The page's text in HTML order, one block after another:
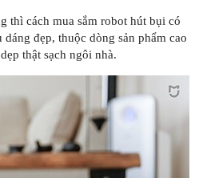
thì cách mua sắm robot hút bụi có
dáng đẹp, thuộc dòng sản phẩm cao
thật sạch ngôi nhà.